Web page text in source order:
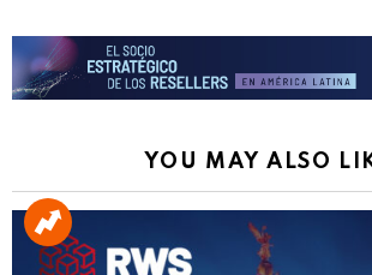
YOU MAY ALSO